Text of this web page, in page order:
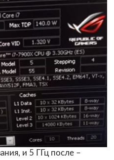
и 5 ГГц после –